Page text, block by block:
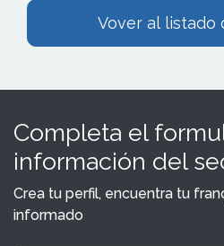
Vover al listado
Completa el
información del
Crea tu perfil, encuentra tu
informado